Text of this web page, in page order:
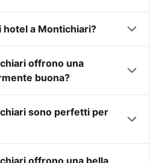
hotel a Montichiari?
offrono una
buona?
sono perfetti per
offrono una bella